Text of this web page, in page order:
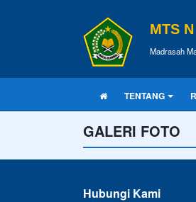
MTS
Madrasah
TENTANG
GALERI FOTO
Hubungi Kami